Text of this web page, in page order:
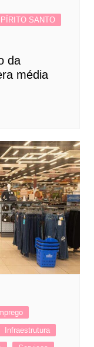
SANTO
da
média
Infraestrutura